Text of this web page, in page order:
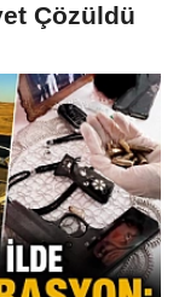
Çözüldü